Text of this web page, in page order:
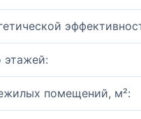
этажей:
помещений, м²: